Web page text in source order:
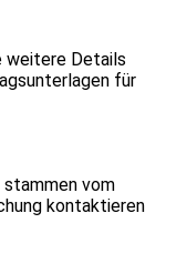
weitere Details
für
vom
kontaktieren